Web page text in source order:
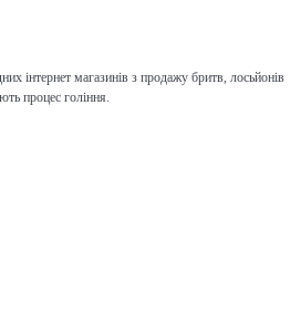
інтернет магазинів з продажу бритв, лосьйонів
процес гоління.